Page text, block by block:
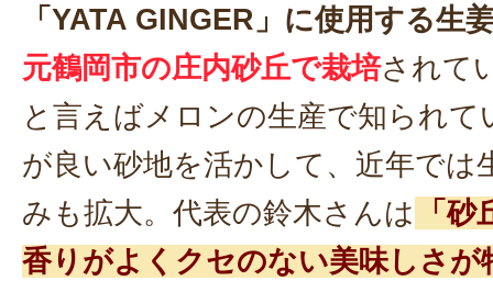
「YATA GINGER」に使用する生
元鶴岡市の庄内砂丘で栽培されて
と言えばメロンの生産で知られて
が良い砂地を活かして、近年では
みも拡大。代表の鈴木さんは
「
香りがよくクセのない美味しさが